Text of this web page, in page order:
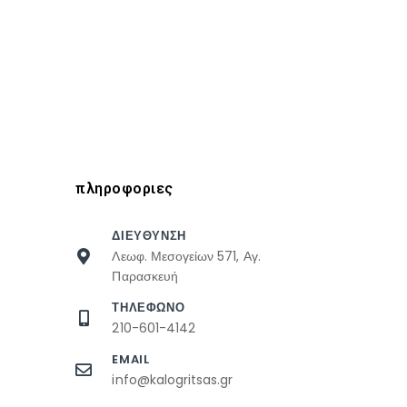
πληροφοριες
ΔΙΕΥΘΥΝΣΗ
Λεωφ. Μεσογείων 571, Αγ.
Παρασκευή
ΤΗΛΕΦΩΝΟ
210-601-4142
EMAIL
info@kalogritsas.gr